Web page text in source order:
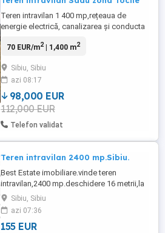
Teren intravilan 1 400 mp,rețeaua de
energie electrică, canalizarea și conducta
metri de la stradă și în viitorul apropiat
70 EUR/m2| 1,400 m2
Sibiu, Sibiu
azi 08:17
98,000 EUR
112,000 EUR
Telefon validat
Teren intravilan 2400 mp.Sibiu.
Best Estate imobiliare.vinde teren
intravilan,2400 mp.deschidere 16 metrii,la
strada,toate utilitățile la poarta.Toate
actele coforme-gata ptr construit.(înainte
de cartierul Tineretului).zona excelenta.
155 euro per mp.
Sibiu, Sibiu
azi 07:36
155 EUR